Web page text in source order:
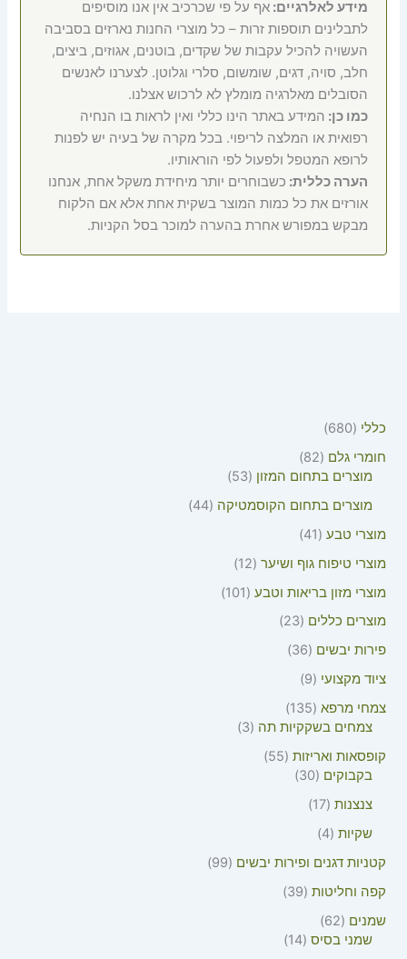
כללי
680
חומרי גלם
82
מוצרים בתחום המזון
53
מוצרים בתחום הקוסמטיקה 44
מוצרי טבע
41
מוצרי טיפוח גוף ושיער 12
מוצרי מזון בריאות וטבע
101
מוצרים כללים
23
פירות יבשים
36
ציוד מקצועי
9
צמחי מרפא 135
צמחים בשקקיות תה
3
קופסאות ואריזות 55
בקבוקים
30
צנצנות 17
שקיות 4
קטניות דגנים ופירות יבשים
99
קפה וחליטות 39
שמנים
62
שמני בסיס 14
מידע לאלרגיים:אף על פי שכרכיב אין אנו מוסיפים
לתבלינים תוספות זרות – כל מוצרי החנות נארזים בסביבה
העשויה להכיל עקבות של שקדים, בוטנים, אגוזים, ביצים,
חלב, סויה, דגים, שומשום, סלרי וגלוטן. לצערנו לאנשים
הסובלים מאלרגיה מומלץ לא לרכוש אצלנו.
כמו כן: המידע באתר הינו כללי ואין לראות בו הנחיה
רפואית או המלצה לריפוי. בכל מקרה של בעיה יש לפנות
לרופא המטפל ולפעול לפי הוראותיו.
הערה כללית: כשבוחרים יותר מיחידת משקל אחת, אנחנו
אורזים את כל כמות המוצר בשקית אחת אלא אם הלקוח
מבקש במפורש אחרת בהערה למוכר בסל הקניות.